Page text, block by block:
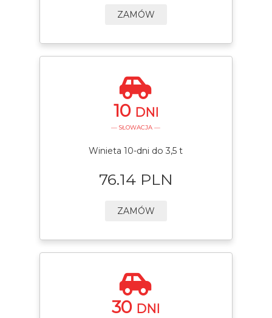
ZAMÓW
10 DNI
— SŁOWACJA —
Winieta 10-dni do 3,5 t
76.14 PLN
ZAMÓW
30 DNI